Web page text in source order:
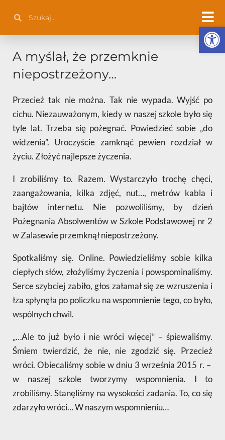
treści
A myślał, że przemknie
niepostrzeżony…
Przecież tak nie można. Tak nie wypada. Wyjść po
cichu. Niezauważonym, kiedy w naszej szkole było się
tyle lat. Trzeba się pożegnać. Powiedzieć sobie „do
widzenia”. Uroczyście zamknąć pewien rozdział w
życiu. Złożyć najlepsze życzenia.
I zrobiliśmy to. Razem. Wystarczyło trochę chęci,
zaangażowania, kilka zdjęć, nut…, metrów kabla i
bajtów internetu. Nie pozwoliliśmy, by dzień
Pożegnania Absolwentów w Szkole Podstawowej nr 2
w Zalasewie przemknął niepostrzeżony.
Spotkaliśmy się. Online. Powiedzieliśmy sobie kilka
ciepłych słów, złożyliśmy życzenia i powspominaliśmy.
Serce szybciej zabiło, głos załamał się ze wzruszenia i
łza spłynęła po policzku na wspomnienie tego, co było,
wspólnych chwil.
„…Ale to już było i nie wróci więcej” – śpiewaliśmy.
Śmiem twierdzić, że nie, nie zgodzić się. Przecież
wróci. Obiecaliśmy sobie w dniu 3 września 2015 r. –
w naszej szkole tworzymy wspomnienia. I to
zrobiliśmy. Stanęliśmy na wysokości zadania. To, co się
zdarzyło wróci… W naszym wspomnieniu…